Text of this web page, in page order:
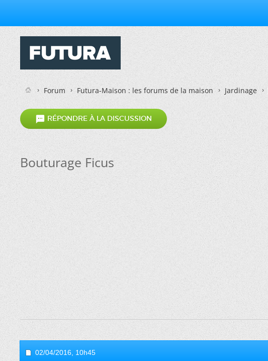
Forum Futura-Maison : les forums de la maison Jardinage
 RÉPONDRE À LA DISCUSSION
Bouturage Ficus
02/04/2016, 10h45